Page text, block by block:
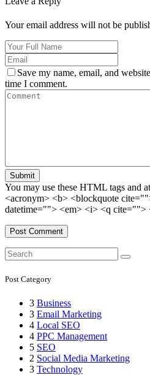
Your email address will not be
Save my name, email, and
time I comment.
Submit
You may use these HTML tags and
<acronym> <b> <blockquote
datetime=""> <em> <i> <q cite="">
Search
Post Category
3 Business
3 Email Marketing
4 Local SEO
4 PPC Management
5 SEO
2 Social Media Marketing
3 Technology